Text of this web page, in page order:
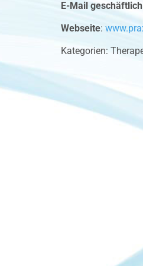
E-Mail geschäftlich
Webseite:
Kategorien: